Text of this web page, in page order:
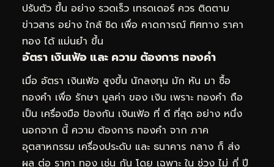
ปรับตัว ขึ้น อย่าง รวดเร็ว เทรดเดอร์ ควร ติดตาม
ข่าวสาร อย่าง ใกล้ ชิด เพื่อ คาดการณ์ ทิศทาง ราคา
ทอง ได้ แม่นยำ ขึ้น
อัตรา เงินเฟ้อ และ ความ ต้องการ ทองคำ
เมื่อ อัตรา เงินเฟ้อ สูงขึ้น นักลงทุน มัก หัน มา ซื้อ
ทองคำ เพื่อ รักษา มูลค่า ของ เงิน เพราะ ทองคำ ถือ
เป็น เครื่องมือ ป้องกัน เงินเฟ้อ ที่ ดี ที่สุด อย่าง หนึ่ง
นอกจาก นี้ ความ ต้องการ ทองคำ จาก ภาค
อุตสาหกรรม เครื่องประดับ และ ธนาคาร กลาง ก็ ส่ง
ผล ต่อ ราคา ทอง เช่น กัน โดย เฉพาะ ใน ช่วง ไม่ กี่ ปี